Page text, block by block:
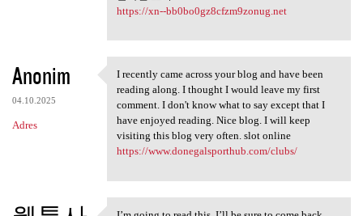
https://xn--bb0bo0gz8cfzm9zonug.net
Anonim
04.10.2025
Adres
I recently came across your
I recently came across your blog and have been
reading along. I thought I would leave my first
comment. I don't know what to say except that I
have enjoyed reading. Nice blog. I will keep
visiting this blog very often. slot online
https://www.donegalsporthub.com/clubs/